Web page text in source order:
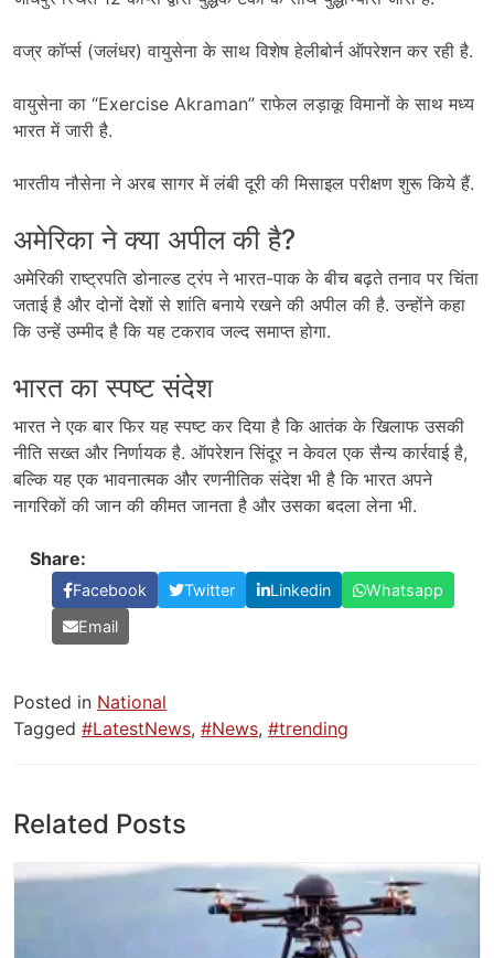
वज्र कॉर्प्स (जलंधर) वायुसेना के साथ विशेष हेलीबोर्न ऑपरेशन कर रही है.
वायुसेना का “Exercise Akraman” राफेल लड़ाकू विमानों के साथ मध्य
भारत में जारी है.
भारतीय नौसेना ने अरब सागर में लंबी दूरी की मिसाइल परीक्षण शुरू किये हैं.
अमेरिका ने क्या अपील की है?
अमेरिकी राष्ट्रपति डोनाल्ड ट्रंप ने भारत-पाक के बीच बढ़ते तनाव पर चिंता
जताई है और दोनों देशों से शांति बनाये रखने की अपील की है. उन्होंने कहा
कि उन्हें उम्मीद है कि यह टकराव जल्द समाप्त होगा.
भारत का स्पष्ट संदेश
भारत ने एक बार फिर यह स्पष्ट कर दिया है कि आतंक के खिलाफ उसकी
नीति सख्त और निर्णायक है. ऑपरेशन सिंदूर न केवल एक सैन्य कार्रवाई है,
बल्कि यह एक भावनात्मक और रणनीतिक संदेश भी है कि भारत अपने
नागरिकों की जान की कीमत जानता है और उसका बदला लेना भी.
Share:
Facebook Twitter Linkedin
Whatsapp
Email
Posted in National
Tagged #LatestNews, #News, #trending
Related Posts